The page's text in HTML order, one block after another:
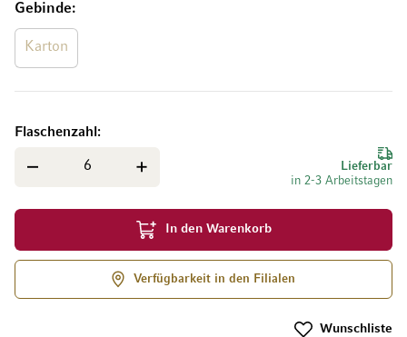
Gebinde
Karton
Lieferbar
in 2-3 Arbeitstagen
Flaschenzahl
In den Warenkorb
Verfügbarkeit in den Filialen
Wunschliste